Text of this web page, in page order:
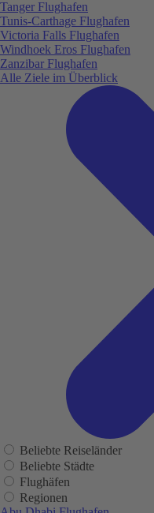
Tanger Flughafen
Tunis-Carthage Flughafen
Victoria Falls Flughafen
Windhoek Eros Flughafen
Zanzibar Flughafen
Alle Ziele im Überblick
Beliebte Reiseländer
Beliebte Städte
Flughäfen
Regionen